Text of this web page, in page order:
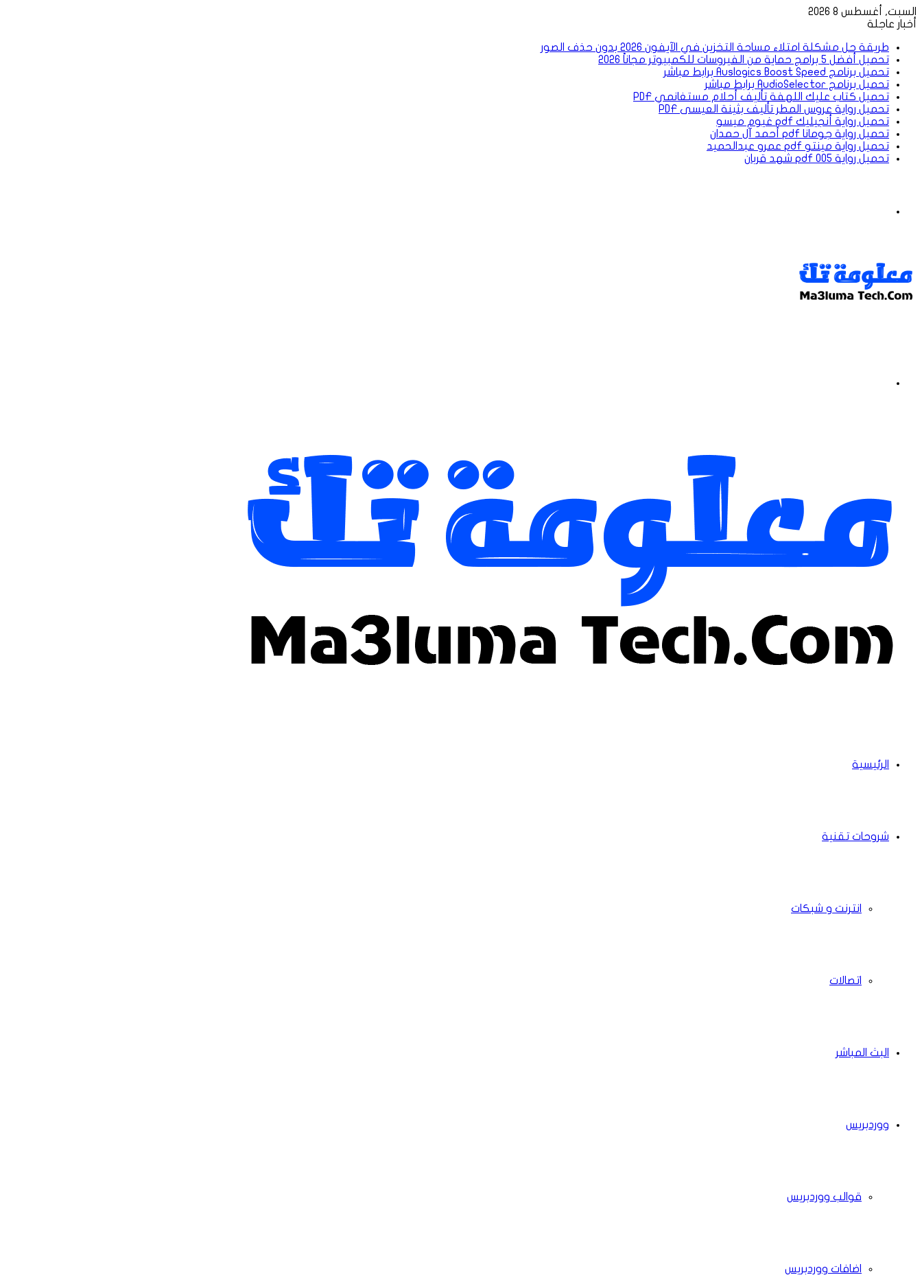
السبت, أغسطس 8 2026
أخبار عاجلة
طريقة حل مشكلة امتلاء مساحة التخزين في الآيفون 2026 بدون حذف الصور
تحميل أفضل 5 برامج حماية من الفيروسات للكمبيوتر مجاناً 2026
تحميل برنامج Auslogics Boost Speed برابط مباشر
تحميل برنامج AudioSelector برابط مباشر
تحميل كتاب عليك اللهفة تأليف أحلام مستغانمي PDF
تحميل رواية عروس المطر تأليف بثينة العيسى PDF
تحميل رواية أنجيليك pdf غيوم ميسو
تحميل رواية جومانا pdf أحمد آل حمدان
تحميل رواية مينتو pdf عمرو عبدالحميد
تحميل رواية 005 pdf شهد قربان
الرئيسية
شروحات تقنية
انترنت و شبكات
اتصالات
البث المباشر
ووردبريس
قوالب ووردبريس
اضافات ووردبريس